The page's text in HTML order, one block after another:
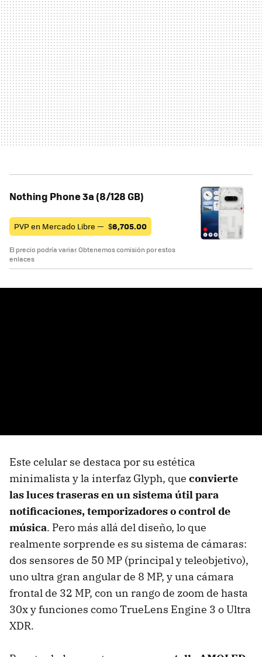
Nothing Phone 3a (8/128 GB)
PVP en Mercado Libre — $6,705.00
El precio podría variar. Obtenemos comisión por estos
enlaces
Este celular se destaca por su estética
minimalista y la interfaz Glyph, que convierte
las luces traseras en un sistema útil para
notificaciones, temporizadores o control de
música. Pero más allá del diseño, lo que
realmente sorprende es su sistema de cámaras:
dos sensores de 50 MP (principal y teleobjetivo),
uno ultra gran angular de 8 MP, y una cámara
frontal de 32 MP, con un rango de zoom de hasta
30x y funciones como TrueLens Engine 3 o Ultra
XDR.